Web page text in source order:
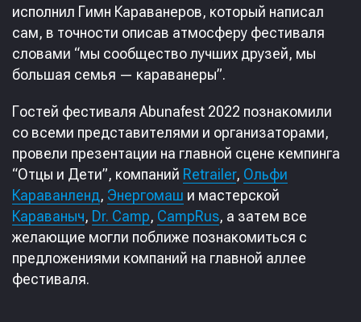
исполнил Гимн Караванеров, который написал
сам, в точности описав атмосферу фестиваля
словами “мы сообщество лучших друзей, мы
большая семья — караванеры”.
Гостей фестиваля Abunafest 2022 познакомили
со всеми представителями и организаторами,
провели презентации на главной сцене кемпинга
“Отцы и Дети”, компаний Retrailer, Ольфи
Караванленд, Энергомаш и мастерской
Караваныч, Dr. Camp, CampRus, а затем все
желающие могли поближе познакомиться с
предложениями компаний на главной аллее
фестиваля.